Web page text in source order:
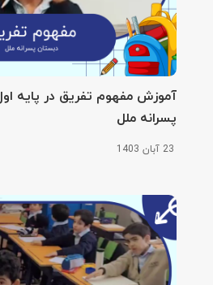
آموزش مفهوم تفریق در پایه
پسرانه ملل
23 آبان 1403